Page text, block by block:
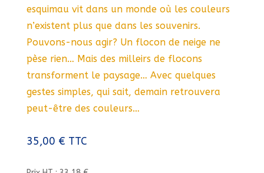
esquimau vit dans un monde où les couleurs
n’existent plus que dans les souvenirs.
Pouvons-nous agir? Un flocon de neige ne
pèse rien… Mais des milleirs de flocons
transforment le paysage… Avec quelques
gestes simples, qui sait, demain retrouvera
peut-être des couleurs…
35,00 € TTC